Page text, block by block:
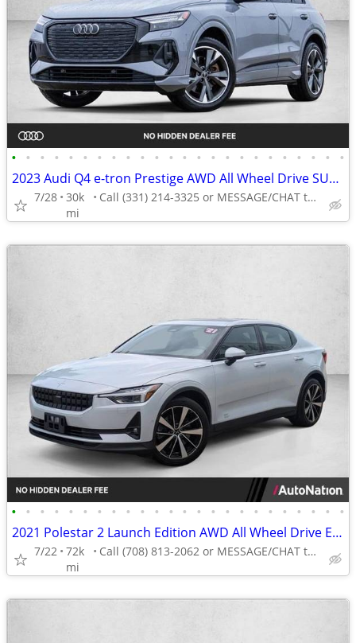
• • • • • • • • • • • • • • • • • • • • • • • •
2023 Audi Q4 e-tron Prestige AWD All Wheel Drive SUV Electric AUTONATION
7/28 30k
mi
Call (331) 214-3325 or MESSAGE/CHAT to confirm availability
• • • • • • • • • • • • • • • • • • • • • • • •
2021 Polestar 2 Launch Edition AWD All Wheel Drive Electric AUTONATION
7/22 72k
mi
Call (708) 813-2062 or MESSAGE/CHAT to confirm availability